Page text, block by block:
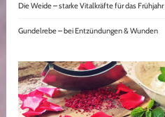
Die Weide – starke Vitalkräfte für das Frühjahr
Gundelrebe – bei Entzündungen & Wunden